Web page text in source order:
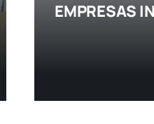
EMPRESAS